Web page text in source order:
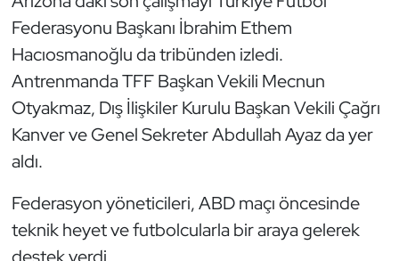
Federasyonu Başkanı İbrahim Ethem
Hacıosmanoğlu da tribünden izledi.
Antrenmanda TFF Başkan Vekili Mecnun
Otyakmaz, Dış İlişkiler Kurulu Başkan Vekili Çağrı
Kanver ve Genel Sekreter Abdullah Ayaz da yer
aldı.
Federasyon yöneticileri, ABD maçı öncesinde
teknik heyet ve futbolcularla bir araya gelerek
destek verdi.
Ragbi
Su Topu
Tekvando
Tenis